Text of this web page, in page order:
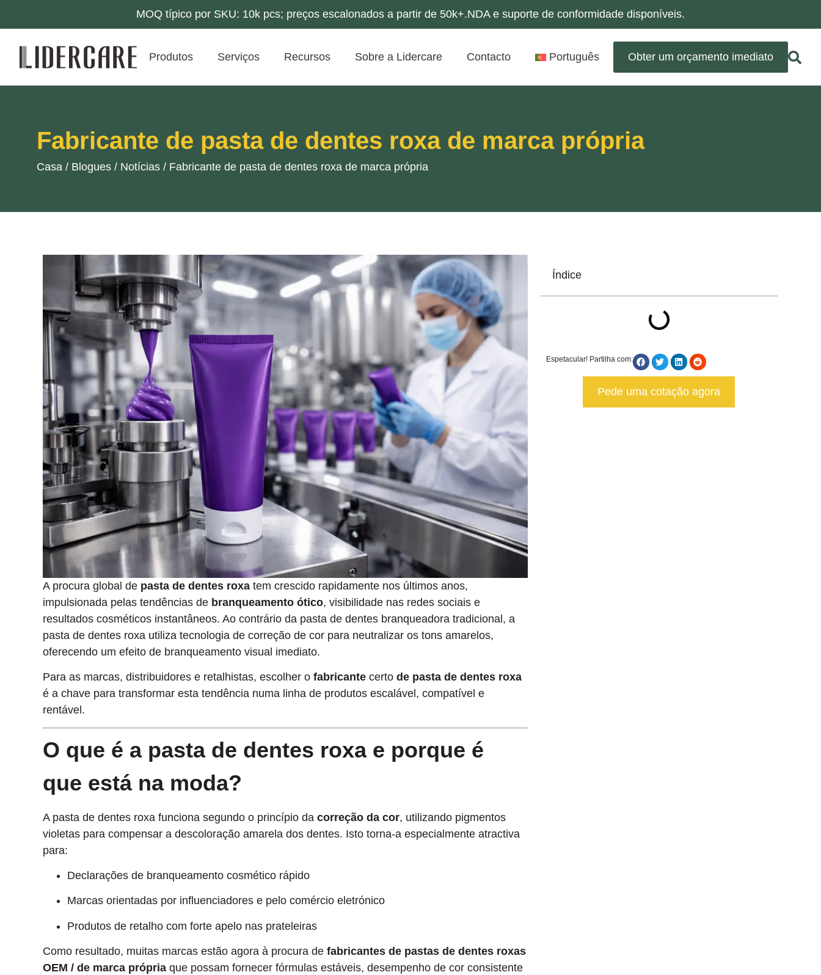
MOQ típico por SKU: 10k pcs; preços escalonados a partir de 50k+.NDA e suporte de conformidade disponíveis.
Produtos Serviços Recursos Sobre a Lidercare Contacto Português Obter um orçamento imediato
Fabricante de pasta de dentes roxa de marca própria
Casa / Blogues / Notícias / Fabricante de pasta de dentes roxa de marca própria
A procura global de pasta de dentes roxa tem crescido rapidamente nos últimos anos,
impulsionada pelas tendências de branqueamento ótico, visibilidade nas redes sociais e
resultados cosméticos instantâneos. Ao contrário da pasta de dentes branqueadora tradicional, a
pasta de dentes roxa utiliza tecnologia de correção de cor para neutralizar os tons amarelos,
oferecendo um efeito de branqueamento visual imediato.
Para as marcas, distribuidores e retalhistas, escolher o fabricante certo de pasta de dentes roxa
é a chave para transformar esta tendência numa linha de produtos escalável, compatível e
rentável.
O que é a pasta de dentes roxa e porque é
que está na moda?
A pasta de dentes roxa funciona segundo o princípio da correção da cor, utilizando pigmentos
violetas para compensar a descoloração amarela dos dentes. Isto torna-a especialmente atractiva
para:
Declarações de branqueamento cosmético rápido
Marcas orientadas por influenciadores e pelo comércio eletrónico
Produtos de retalho com forte apelo nas prateleiras
Como resultado, muitas marcas estão agora à procura de fabricantes de pastas de dentes roxas
OEM / de marca própria que possam fornecer fórmulas estáveis, desempenho de cor consistente
Índice
Espetacular! Partilha com:
Pede uma cotação agora